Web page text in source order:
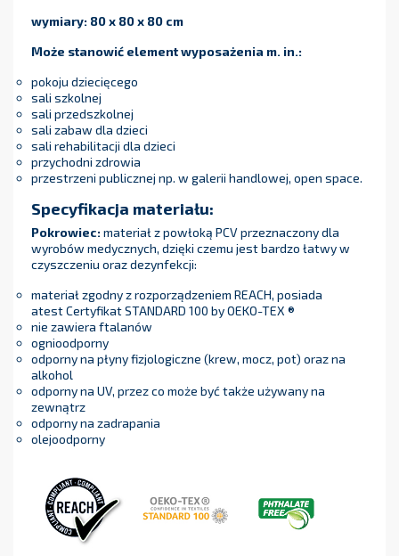
wymiary: 80 x 80 x 80 cm
Może stanowić element wyposażenia m. in.:
pokoju dziecięcego
sali szkolnej
sali przedszkolnej
sali zabaw dla dzieci
sali rehabilitacji dla dzieci
przychodni zdrowia
przestrzeni publicznej np. w galerii handlowej, open space.
Specyfikacja materiału:
Pokrowiec:materiał z powłoką PCV przeznaczony dla
wyrobów medycznych, dzięki czemu jest bardzo łatwy w
czyszczeniu oraz dezynfekcji:
materiał zgodny z rozporządzeniem REACH, posiada
atest Certyfikat STANDARD 100 by OEKO-TEX ®
nie zawiera ftalanów
ognioodporny
odporny na płyny fizjologiczne (krew, mocz, pot) oraz na
alkohol
odporny na UV, przez co może być także używany na
zewnątrz
odporny na zadrapania
olejoodporny